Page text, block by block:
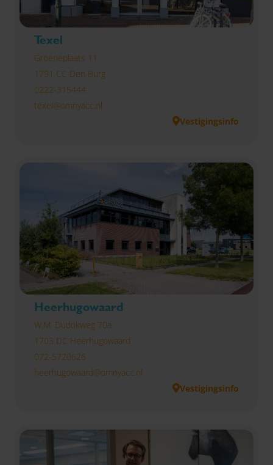
Texel
Groeneplaats 11
1791 CC Den Burg
0222-315444
texel@omnyacc.nl
Vestigingsinfo
Heerhugowaard
W.M. Dudokweg 70a
1703 DC Heerhugowaard
072-5720626
heerhugowaard@omnyacc.nl
Vestigingsinfo